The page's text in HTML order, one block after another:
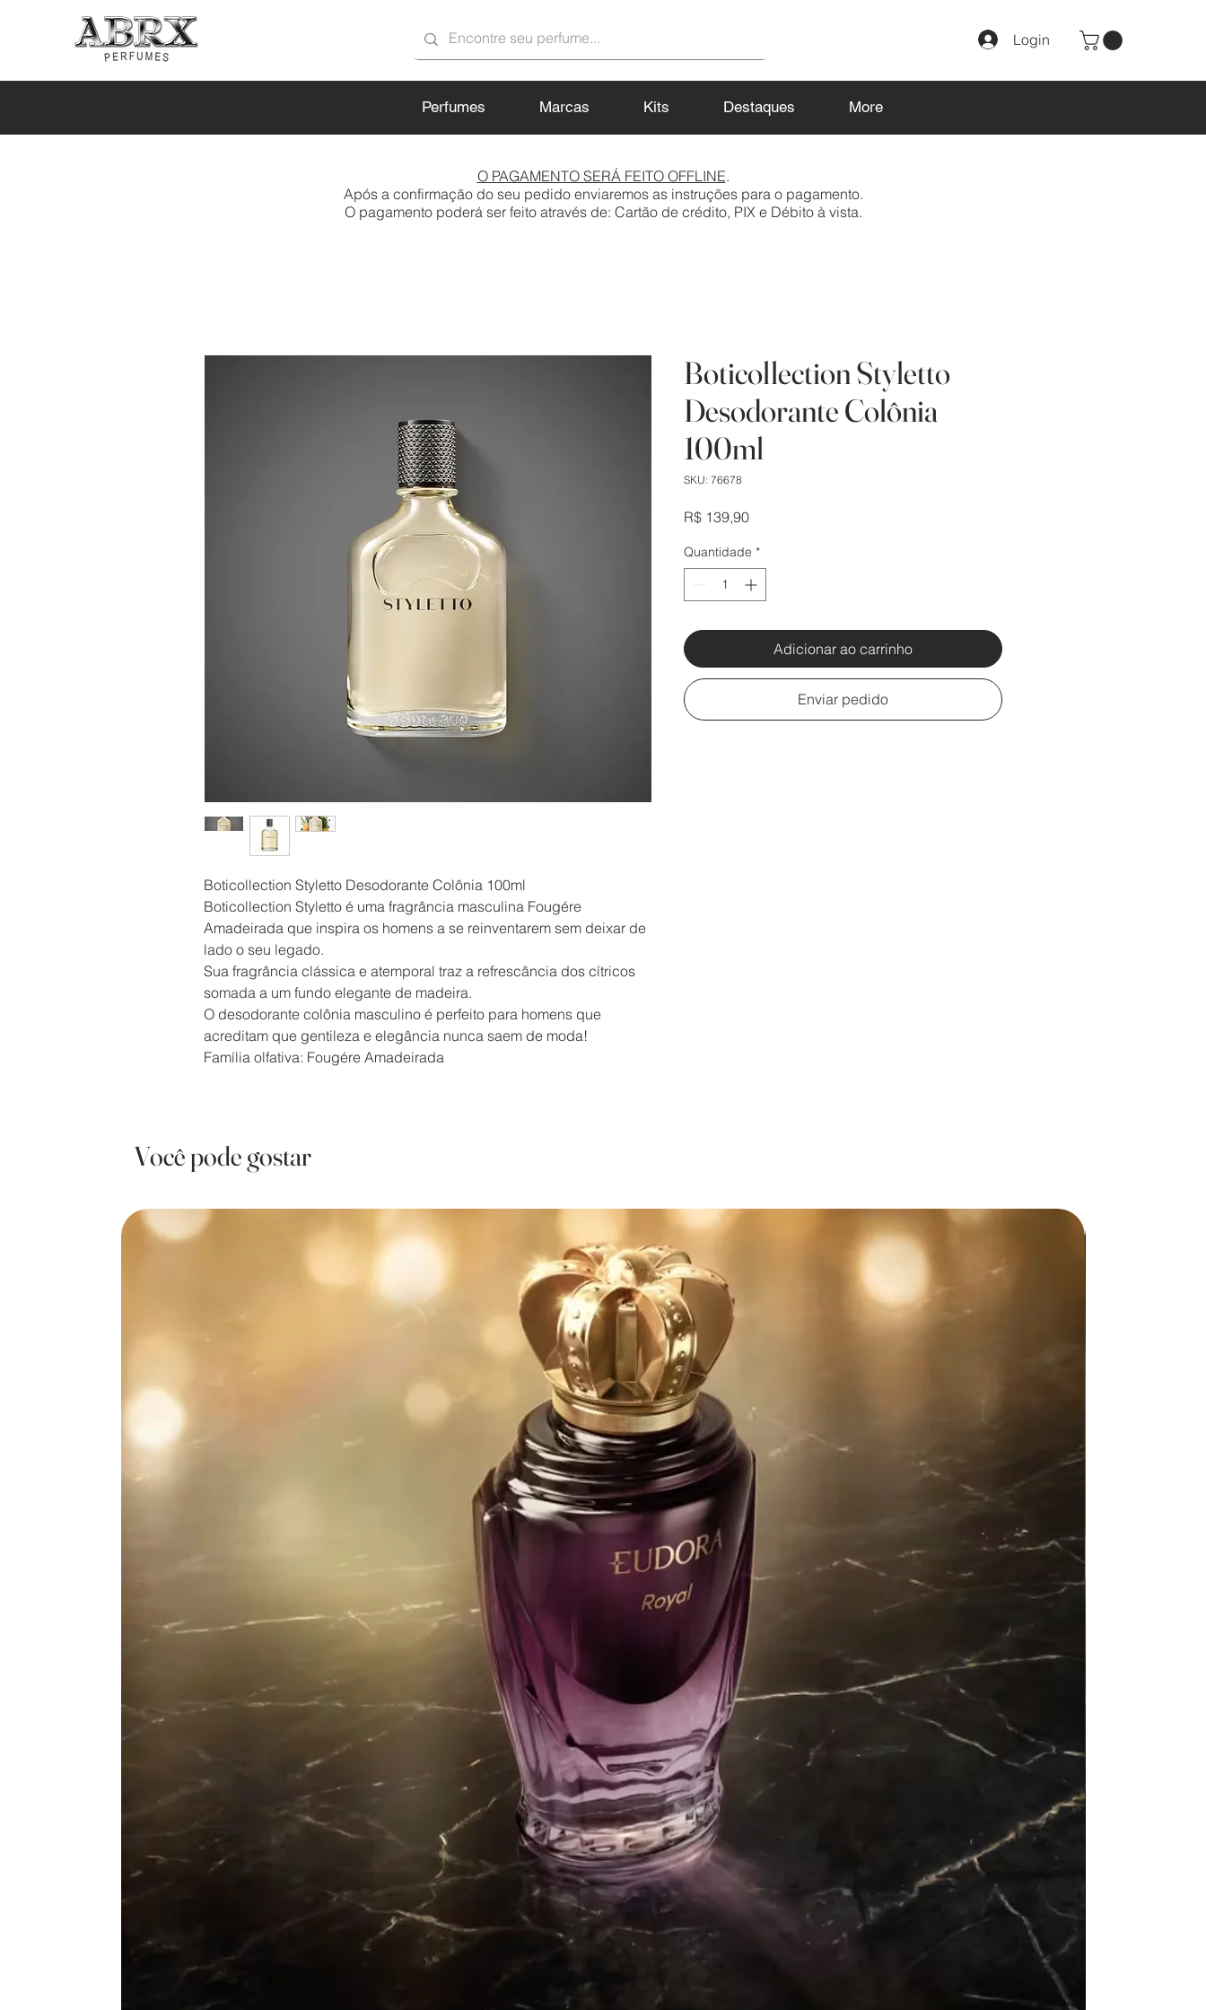
Login
Perfumes Marcas Kits Destaques More
O PAGAMENTO SERÁ FEITO OFFLINE.
Após a confirmação do seu pedido enviaremos as instruções para o pagamento.
O pagamento poderá ser feito através de: Cartão de crédito, PIX e Débito à vista.
Boticollection Styletto Desodorante Colônia 100ml
Boticollection Styletto é uma fragrância masculina Fougére
Amadeirada que inspira os homens a se reinventarem sem deixar de
lado o seu legado.
Sua fragrância clássica e atemporal traz a refrescância dos cítricos
somada a um fundo elegante de madeira.
O desodorante colônia masculino é perfeito para homens que
acreditam que gentileza e elegância nunca saem de moda!
Família olfativa: Fougére Amadeirada
Boticollection Styletto
Desodorante Colônia
100ml
SKU: 76678
R$ 139,90Preço
Quantidade *
Adicionar ao carrinho
Enviar pedido
Você pode gostar